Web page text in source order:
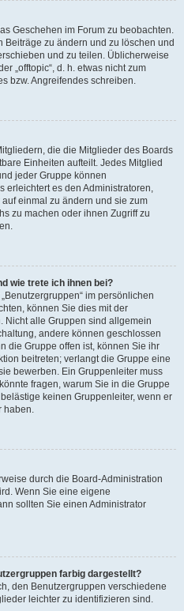
Geschehen im Forum zu beobachten.
zu ändern und zu löschen und
und zu teilen. Üblicherweise
„offtopic“, d. h. etwas nicht zum
bzw. Angreifendes schreiben.
die die Mitglieder des Boards
Einheiten aufteilt. Jedes Mitglied
jeder Gruppe können
erleichtert es den Administratoren,
einmal zu ändern und sie zum
zu machen oder ihnen Zugriff zu
wie trete ich ihnen bei?
im persönlichen
können Sie dies mit der
Nicht alle Gruppen sind allgemein
andere können geschlossen
die Gruppe offen ist, können Sie ihr
beitreten; verlangt die Gruppe eine
bewerben. Ein Gruppenleiter muss
fragen, warum Sie in die Gruppe
keinen Gruppenleiter, wenn er
haben.
durch die Board-Administration
Wenn Sie eine eigene
sollten Sie einen Administrator
farbig dargestellt?
den Benutzergruppen verschiedene
leichter zu identifizieren sind.